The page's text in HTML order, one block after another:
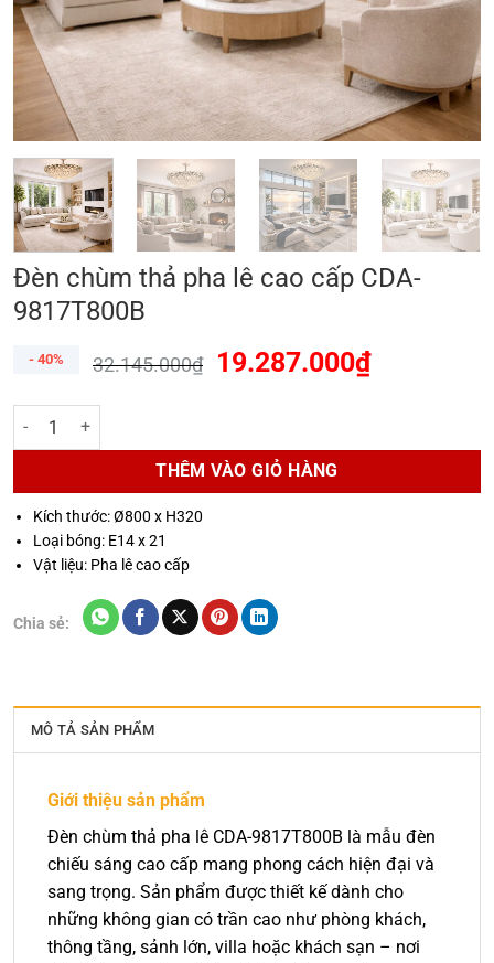
Đèn chùm thả pha lê cao cấp CDA-
9817T800B
- 40% 32.145.000₫ 19.287.000₫
Đèn chùm thả pha lê cao cấp CDA-9817T800B số lượng
THÊM VÀO GIỎ HÀNG
Kích thước: Ø800 x H320
Loại bóng: E14 x 21
Vật liệu: Pha lê cao cấp
Chia sẻ:
MÔ TẢ SẢN PHẨM
Giới thiệu sản phẩm
Đèn chùm thả pha lê CDA-9817T800B là mẫu đèn
chiếu sáng cao cấp mang phong cách hiện đại và
sang trọng. Sản phẩm được thiết kế dành cho
những không gian có trần cao như phòng khách,
thông tầng, sảnh lớn, villa hoặc khách sạn – nơi